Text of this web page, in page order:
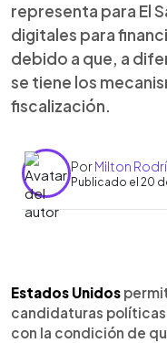
representa para El
digitales para
debido a que, a
se tiene los
fiscalización.
PorMilton
Publicado el 20
Escuchar
Estados Unidos
candidaturas
con la condición de